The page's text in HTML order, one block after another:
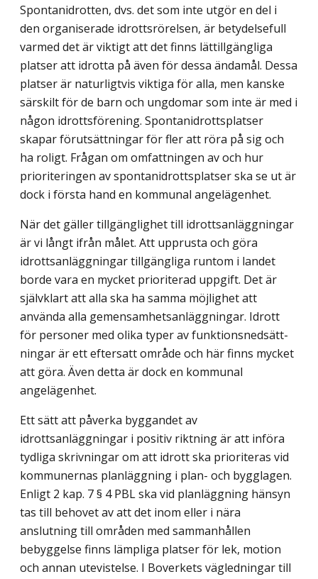
Spontanidrotten, dvs. det som inte utgör en del i
den organiserade idrottsrörelsen, är betydelsefull
varmed det är viktigt att det finns lättillgängliga
platser att idrotta på även för dessa ändamål. Dessa
platser är naturligtvis viktiga för alla, men kanske
särskilt för de barn och ungdomar som inte är med i
någon idrottsförening. Spontanidrottsplatser
skapar förutsättningar för fler att röra på sig och
ha roligt. Frågan om omfattningen av och hur
prioriteringen av spontanidrottsplatser ska se ut är
dock i första hand en kommunal angelägenhet.
När det gäller tillgänglighet till idrottsanläggningar
är vi långt ifrån målet. Att upp­rusta och göra
idrottsanläggningar tillgängliga runtom i landet
borde vara en mycket prioriterad uppgift. Det är
självklart att alla ska ha samma möjlighet att
använda alla gemensamhetsanläggningar. Idrott
för personer med olika typer av funktionsned­sätt­
ningar är ett eftersatt område och här finns mycket
att göra. Även detta är dock en kommunal
angelägenhet.
Ett sätt att påverka byggandet av
idrottsanläggningar i positiv riktning är att införa
tydliga skrivningar om att idrott ska prioriteras vid
kommunernas planläggning i plan- och bygglagen.
Enligt 2 kap. 7 § 4 PBL ska vid planläggning hänsyn
tas till behovet av att det inom eller i nära
anslutning till områden med sammanhållen
bebyggelse finns lämpliga platser för lek, motion
och annan utevistelse. I Boverkets vägledningar till